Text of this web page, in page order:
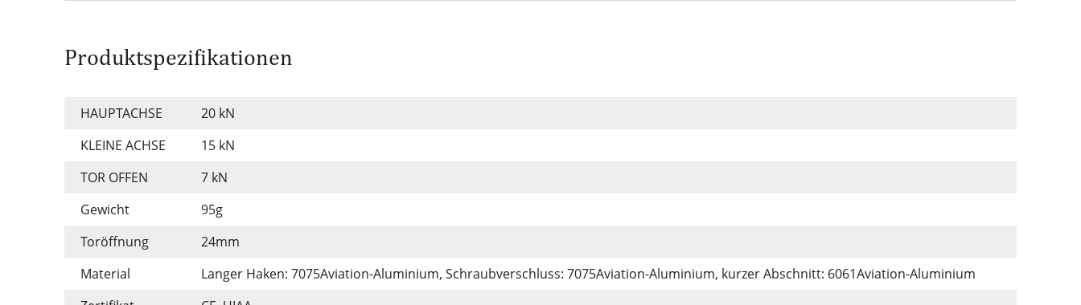
Produktspezifikationen
HAUPTACHSE
20 kN
KLEINE ACHSE
15 kN
TOR OFFEN
7 kN
Gewicht
95g
Toröffnung
24mm
Material
Langer Haken: 7075Aviation-Aluminium, Schraubverschluss: 7075Aviation-Aluminium, kurzer Abschnitt: 6061Aviation-Aluminium